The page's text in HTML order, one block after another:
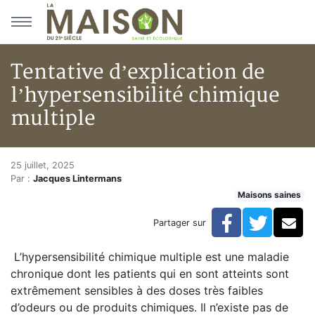
Aller au menu principal
Aller au contenu principal
Tentative d’explication de
l’hypersensibilité chimique
multiple
Accueil
Articles
Hypersensibilités environnementales
Tentative d’explication de l’hypersensibilité chimique
Tentative d’explication de
25 juillet, 2025
Par : Jacques Lintermans
Maisons saines
Partager sur Facebook
L’hypersensibilité chimique multiple est une maladie
chronique dont les patients qui en sont atteints sont
extrêmement sensibles à des doses très faibles
d’odeurs ou de produits chimiques. Il n’existe pas de